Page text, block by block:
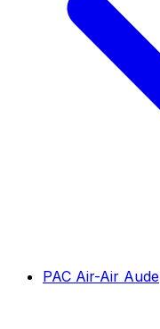
PAC Air-Air Aude